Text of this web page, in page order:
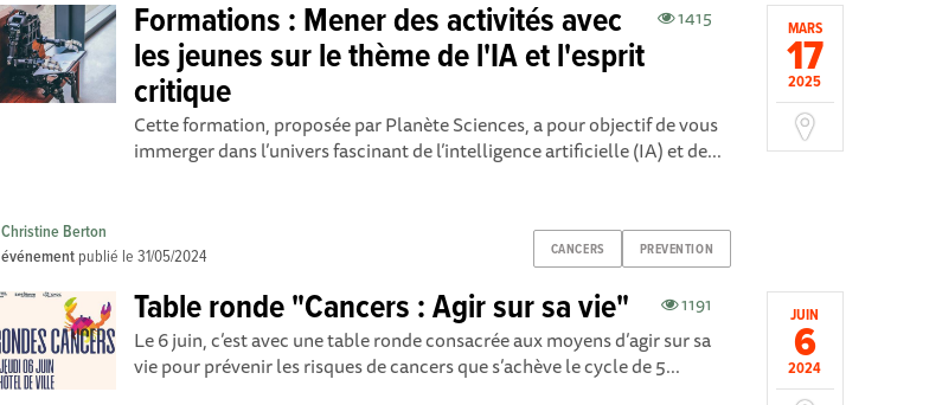
MARS
17
2025
1415
Formations : Mener des activités avec
les jeunes sur le thème de l'IA et l'esprit
critique
Cette formation, proposée par Planète Sciences, a pour objectif de vous
immerger dans l’univers fascinant de l’intelligence artificielle (IA) et de...
CANCERS PREVENTION
Christine Berton
événement publié le31/05/2024
JUIN
6
2024
1191
Table ronde "Cancers : Agir sur sa vie"
Le 6 juin, c’est avec une table ronde consacrée aux moyens d’agir sur sa
vie pour prévenir les risques de cancers que s’achève le cycle de 5...